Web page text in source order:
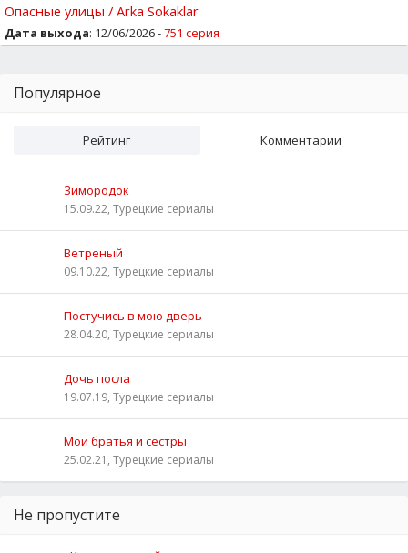
Опасные улицы / Arka Sokaklar
Дата выхода: 12/06/2026 -751 серия
Популярное
Рейтинг Комментарии
Зимородок
15.09.22, Турецкие сериалы
Ветреный
09.10.22, Турецкие сериалы
Постучись в мою дверь
28.04.20, Турецкие сериалы
Дочь посла
19.07.19, Турецкие сериалы
Мои братья и сестры
25.02.21, Турецкие сериалы
Не пропустите